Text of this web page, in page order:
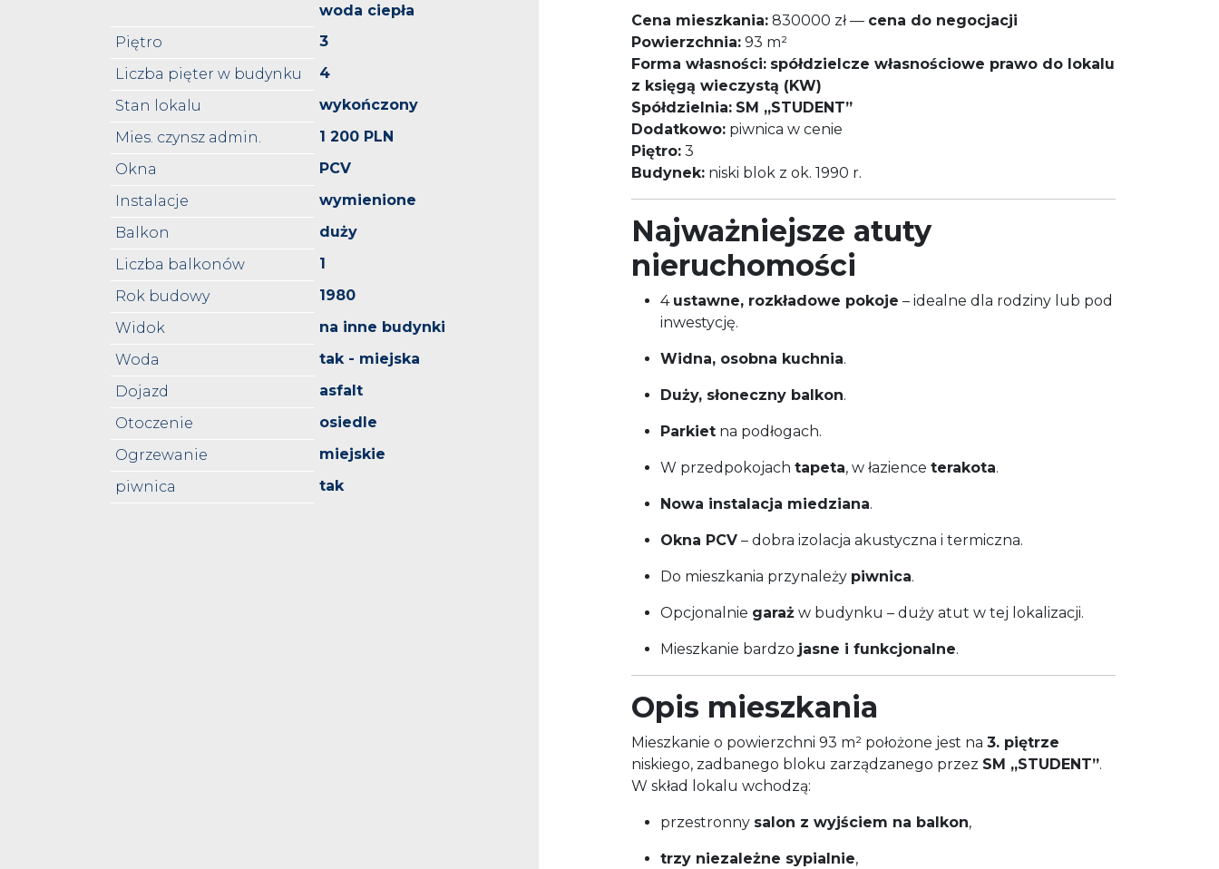
woda ciepła
Piętro
3
Liczba pięter w budynku
4
Stan lokalu
wykończony
Mies. czynsz admin.
1 200 PLN
Okna
PCV
Instalacje
wymienione
Balkon
duży
Liczba balkonów
1
Rok budowy
1980
Widok
na inne budynki
Woda
tak - miejska
Dojazd
asfalt
Otoczenie
osiedle
Ogrzewanie
miejskie
piwnica
tak
Cena mieszkania:830000 zł — cena do negocjacji
Powierzchnia:93 m²
Forma własności: spółdzielcze własnościowe prawo do lokalu
z księgą wieczystą (KW)
Spółdzielnia: SM „STUDENT”
Dodatkowo:piwnica w cenie
Piętro:3
Budynek:niski blok z ok. 1990 r.
Najważniejsze atuty
nieruchomości
4 ustawne, rozkładowe pokoje – idealne dla rodziny lub pod
inwestycję.
Widna, osobna kuchnia.
Duży, słoneczny balkon.
Parkietna podłogach.
W przedpokojach tapeta, w łazience terakota.
Nowa instalacja miedziana.
Okna PCV– dobra izolacja akustyczna i termiczna.
Do mieszkania przynależy piwnica.
Opcjonalnie garażw budynku – duży atut w tej lokalizacji.
Mieszkanie bardzo jasne i funkcjonalne.
Opis mieszkania
Mieszkanie o powierzchni 93 m² położone jest na 3. piętrze
niskiego, zadbanego bloku zarządzanego przez SM „STUDENT”.
W skład lokalu wchodzą:
przestronny salon z wyjściem na balkon,
trzy niezależne sypialnie,